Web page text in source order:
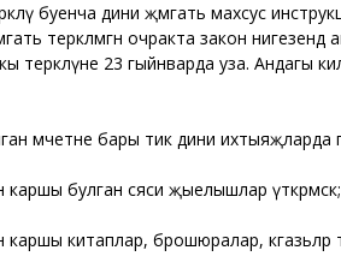
буенча дини җәмәгать махсус
теркәлмәгән очракта закон
теркәлүне 23 гыйнварда уза. Андагы
мәчетне бары тик дини ихтыяҗларда
каршы булган сәяси җыелышлар үткәрмәскә;
каршы китаплар, брошюралар,